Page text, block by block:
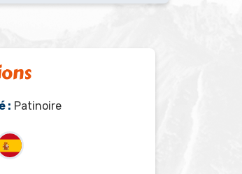
: Patinoire